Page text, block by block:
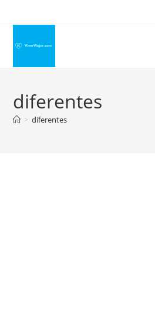
conteúdo
diferentes
> diferentes